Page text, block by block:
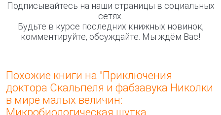
Подписывайтесь на наши страницы в социальных
сетях.
Будьте в курсе последних книжных новинок,
комментируйте, обсуждайте. Мы ждём Вас!
Похожие книги на "Приключения
доктора Скальпеля и фабзавука Николки
в мире малых величин:
Микробиологическая шутка.